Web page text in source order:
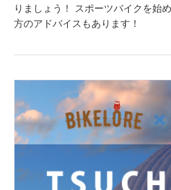
りましょう！ スポーツバイクを始
方のアドバイスもあります！